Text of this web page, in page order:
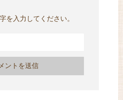
を入力してください。